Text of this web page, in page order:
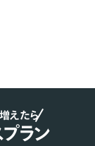
えたら
ラン